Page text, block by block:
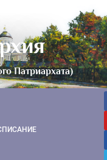
Патриархата)